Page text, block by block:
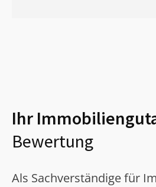
Ihr
Bewertung
Als Sachverständige für